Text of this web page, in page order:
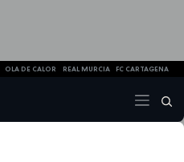
OLA DE CALOR REAL MURCIA FC CARTAGENA